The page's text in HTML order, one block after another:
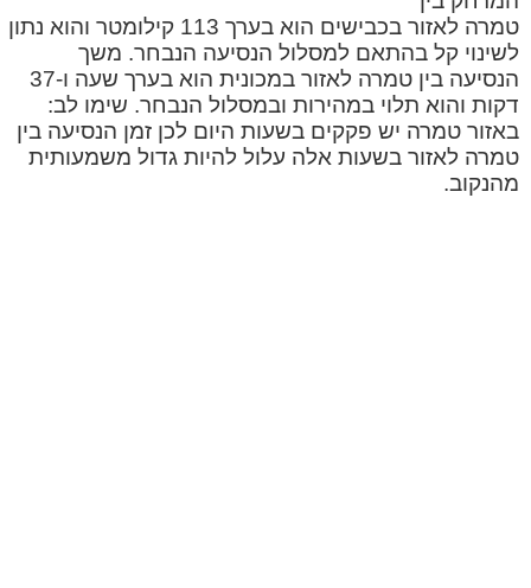
טמרה לאזור בכבישים הוא בערך 113 קילומטר והוא נתון
לשינוי קל בהתאם למסלול הנסיעה הנבחר. משך
הנסיעה בין טמרה לאזור במכונית הוא בערך שעה ו-37
דקות והוא תלוי במהירות ובמסלול הנבחר. שימו לב:
באזור טמרה יש פקקים בשעות היום לכן זמן הנסיעה בין
טמרה לאזור בשעות אלה עלול להיות גדול משמעותית
מהנקוב.